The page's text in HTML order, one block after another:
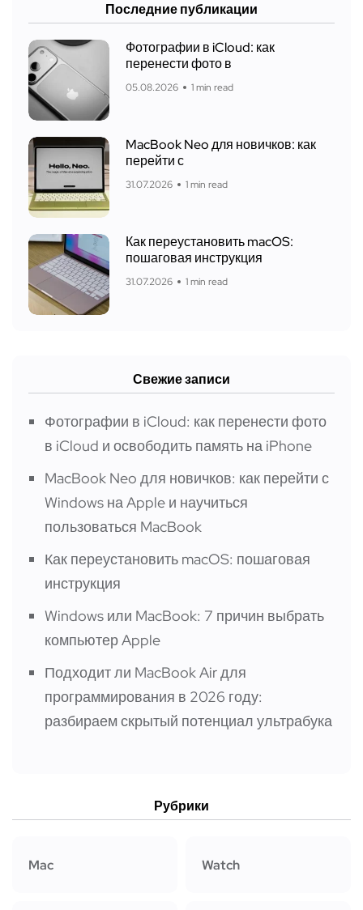
Последние публикации
Фотографии в iCloud: как
перенести фото в
05.08.2026 1 min read
MacBook Neo для новичков: как
перейти с
31.07.2026 1 min read
Как переустановить macOS:
пошаговая инструкция
31.07.2026 1 min read
Свежие записи
Фотографии в iCloud: как перенести фото
в iCloud и освободить память на iPhone
MacBook Neo для новичков: как перейти с
Windows на Apple и научиться
пользоваться MacBook
Как переустановить macOS: пошаговая
инструкция
Windows или MacBook: 7 причин выбрать
компьютер Apple
Подходит ли MacBook Air для
программирования в 2026 году:
разбираем скрытый потенциал ультрабука
Рубрики
Mac Watch